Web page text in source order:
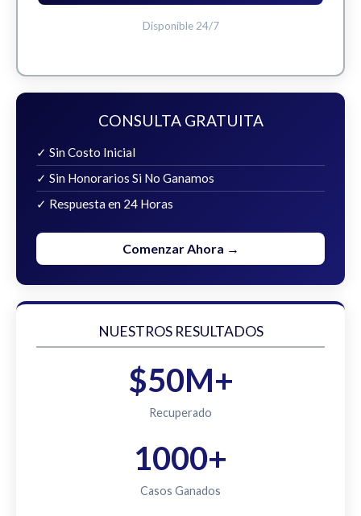
Disponible 24/7
CONSULTA GRATUITA
✓ Sin Costo Inicial
✓ Sin Honorarios Si No Ganamos
✓ Respuesta en 24 Horas
Comenzar Ahora →
NUESTROS RESULTADOS
$50M+
Recuperado
1000+
Casos Ganados